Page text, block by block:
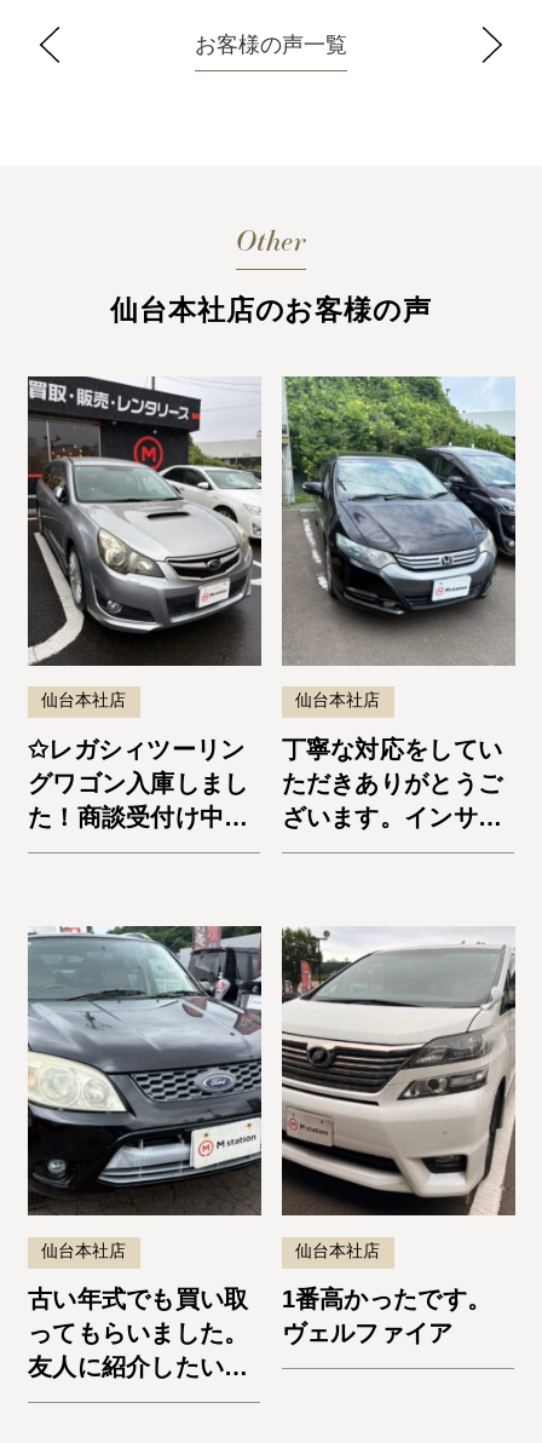
お客様の声一覧
Other
仙台本社店のお客様の声
仙台本社店
✩レガシィツーリン
グワゴン入庫しまし
た！商談受付け中で
す✩
仙台本社店
丁寧な対応をしてい
ただきありがとうご
ざいます。インサイ
ト
仙台本社店
古い年式でも買い取
ってもらいました。
友人に紹介したいと
思います。エスケー
仙台本社店
1番高かったです。
ヴェルファイア